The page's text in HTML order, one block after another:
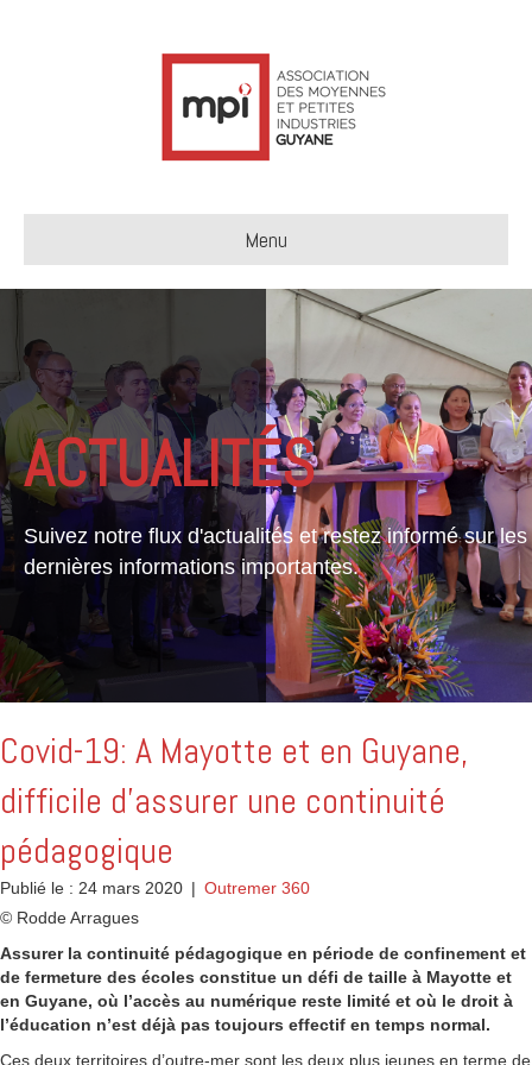
Menu
ACTUALITÉS
Suivez notre flux d'actualités et restez informé sur les
dernières informations importantes.
Covid-19: A Mayotte et en Guyane,
difficile d’assurer une continuité
pédagogique
Publié le : 24 mars 2020 | Outremer 360
© Rodde Arragues
Assurer la continuité pédagogique en période de confinement et
de fermeture des écoles constitue un défi de taille à Mayotte et
en Guyane, où l’accès au numérique reste limité et où le droit à
l’éducation n’est déjà pas toujours effectif en temps normal.
Ces deux territoires d’outre-mer sont les deux plus jeunes en terme de